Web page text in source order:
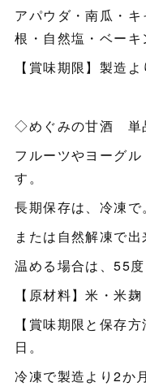
アパウダ・南瓜・
根・自然塩・ベーキ
【賞味期限】製造
◇めぐみの甘酒 単
フルーツやヨーグ
す。
長期保存は、冷凍で
または自然解凍で出
温める場合は、55度
【原材料】米・米麹
【賞味期限と保存
日
冷凍で製造より2か月